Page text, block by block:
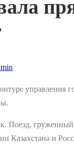
Поезд,
Казахстана и